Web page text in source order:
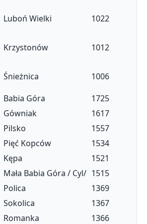
Luboń Wielki
1022
Krzystonów
1012
Śnieżnica
1006
Babia Góra
1725
Gówniak
1617
Pilsko
1557
Pięć Kopców
1534
Kępa
1521
Mała Babia Góra / Cyl/ 1515
Polica
1369
Sokolica
1367
Romanka
1366